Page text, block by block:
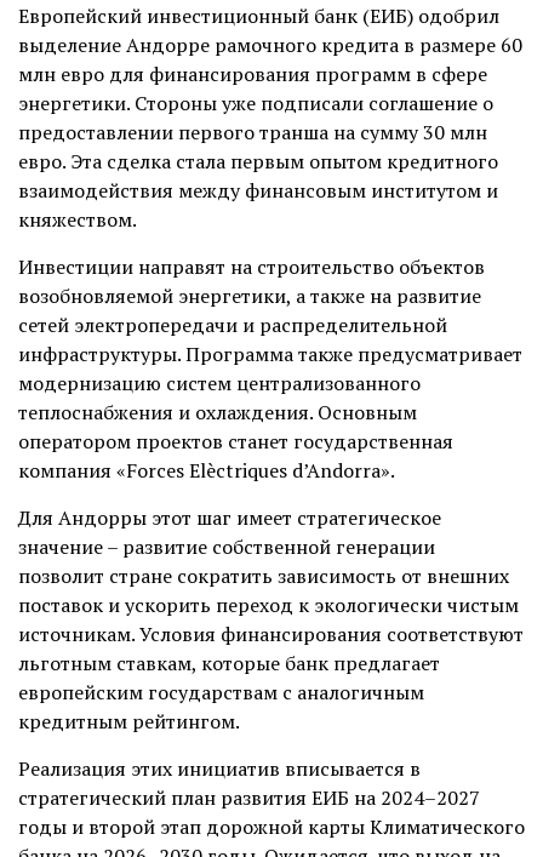
Европейский инвестиционный банк (ЕИБ) одобрил
выделение Андорре рамочного кредита в размере 60
млн евро для финансирования программ в сфере
энергетики. Стороны уже подписали соглашение о
предоставлении первого транша на сумму 30 млн
евро. Эта сделка стала первым опытом кредитного
взаимодействия между финансовым институтом и
княжеством.
Инвестиции направят на строительство объектов
возобновляемой энергетики, а также на развитие
сетей электропередачи и распределительной
инфраструктуры. Программа также предусматривает
модернизацию систем централизованного
теплоснабжения и охлаждения. Основным
оператором проектов станет государственная
компания «Forces Elèctriques d’Andorra».
Для Андорры этот шаг имеет стратегическое
значение – развитие собственной генерации
позволит стране сократить зависимость от внешних
поставок и ускорить переход к экологически чистым
источникам. Условия финансирования соответствуют
льготным ставкам, которые банк предлагает
европейским государствам с аналогичным
кредитным рейтингом.
Реализация этих инициатив вписывается в
стратегический план развития ЕИБ на 2024–2027
годы и второй этап дорожной карты Климатического